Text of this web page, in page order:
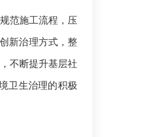
范施工流程，压
新治理方式，整
不断提升基层社
卫生治理的积极